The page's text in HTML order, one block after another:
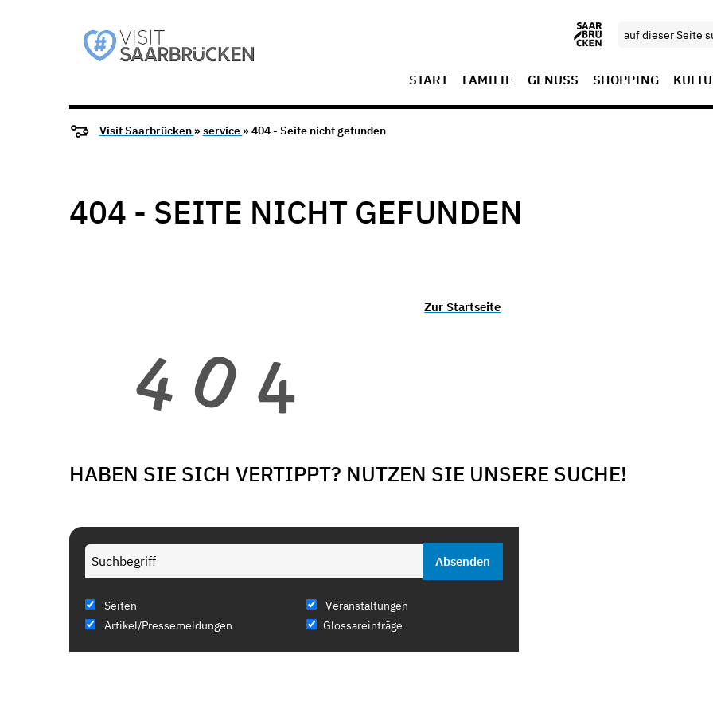
START FAMILIE GENUSS SHOPPING
Visit Saarbrücken »service » 404 - Seite nicht gefunden
404 - SEITE NICHT GEFUNDEN
Zur Startseite
HABEN SIE SICH VERTIPPT? NUTZEN SIE UNSERE SUCHE!
Seiten
Veranstaltungen
Artikel/Pressemeldungen
Glossareinträge